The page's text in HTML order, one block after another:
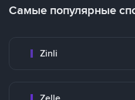
Самые популярные
Zinli